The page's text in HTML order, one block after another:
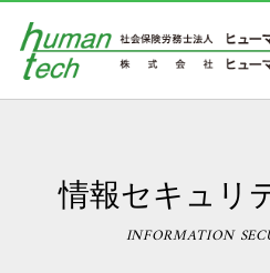
情報セキュリ
INFORMATION